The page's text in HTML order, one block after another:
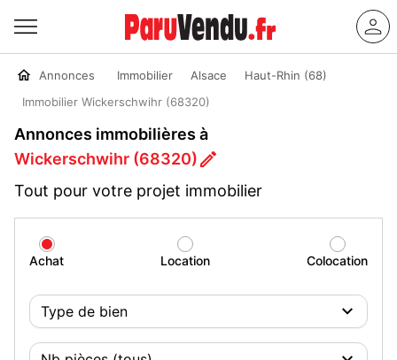
Annonces Immobilier Alsace
Haut-Rhin (68)
Immobilier Wickerschwihr (68320)
Annonces immobilières à
Wickerschwihr (68320)
Tout pour votre projet immobilier
Achat Location Colocation